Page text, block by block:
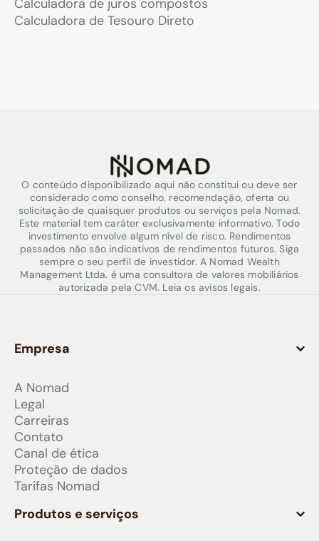
Calculadora de juros compostos
Calculadora de Tesouro Direto
O conteúdo disponibilizado aqui não constitui ou deve ser
considerado como conselho, recomendação, oferta ou
solicitação de quaisquer produtos ou serviços pela Nomad.
Este material tem caráter exclusivamente informativo. Todo
investimento envolve algum nível de risco. Rendimentos
passados não são indicativos de rendimentos futuros. Siga
sempre o seu perfil de investidor. A Nomad Wealth
Management Ltda. é uma consultora de valores mobiliários
autorizada pela CVM. Leia os avisos legais.
Empresa
A Nomad
Legal
Carreiras
Contato
Canal de ética
Proteção de dados
Tarifas Nomad
Produtos e serviços